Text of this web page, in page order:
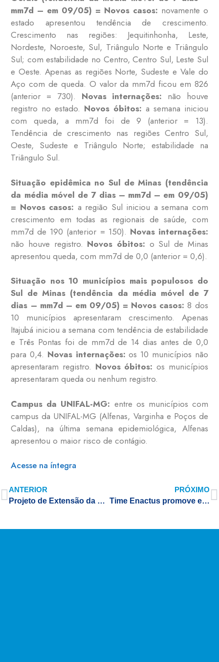
mm7d – em 09/05) = Novos casos: novamente o
estado apresentou tendência de crescimento.
Crescimento nas regiões: Jequitinhonha, Leste,
Nordeste, Noroeste, Sul, Triângulo Norte e Triângulo
Sul; com estabilidade no Centro, Centro Sul, Leste Sul
e Oeste. Apenas as regiões Norte, Sudeste e Vale do
Aço com de queda. O valor da mm7d ficou em 826
(anterior = 730). Novas internações: não houve
registro no estado. Novos óbitos: a semana iniciou
com queda, a mm7d foi de 9 (anterior = 13).
Tendência de crescimento nas regiões Centro Sul,
Oeste, Sudeste e Triângulo Norte; estabilidade na
Triângulo Sul.
Situação epidêmica no Sul de Minas (tendência
da média móvel de 7 dias – mm7d – em 09/05)
= Novos casos: a região Sul iniciou a semana com
crescimento em todas as regionais de saúde, com
mm7d de 190 (anterior = 150). Novas internações:
não houve registro. Novos óbitos: o Sul de Minas
apresentou queda, com mm7d de 0,0 (anterior = 0,6).
Situação nos 10 municípios mais populosos do
Sul de Minas (tendência da média móvel de 7
dias – mm7d – em 09/05) = Novos casos: 8 dos
10 municípios apresentaram crescimento. Apenas
Itajubá iniciou a semana com tendência de estabilidade
e Três Pontas foi de mm7d de 14 dias antes de 0,0
para 0,4. Novas internações: os 10 municípios não
apresentaram registro. Novos óbitos: os municípios
apresentaram queda ou nenhum registro.
Campus da UNIFAL-MG: entre os municípios com
campus da UNIFAL-MG (Alfenas, Varginha e Poços de
Caldas), na última semana epidemiológica, Alfenas
apresentou o maior risco de contágio.
Acesse na íntegra
ANTERIOR
Projeto de Extensão da UNIFAL-MG inaugura parceria com Associação Vida Viva, de Alfenas; iniciativa busca realizar atendimentos odontológicos gratuitos a pacientes assistidos pela instituição
PRÓXIMO
Time Enactus promove evento que alia sustentabilidade socioambiental ao esporte em Alfenas; atividades foram desenvolvidas em parceria com a Associação Eco Garopaba de Santa Catarina